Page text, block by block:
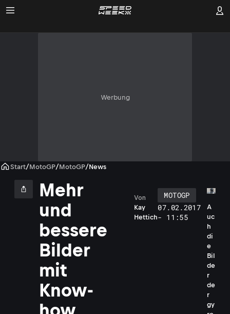
Werbung
Start/MotoGP/MotoGP/News
Mehr
und
bessere
Bilder
mit
Know-
Kay
Hettich
Von
MOTOGP
07.02.2017
- 11:55
A
uc
h
di
e
Bil
de
r
de
r
gy